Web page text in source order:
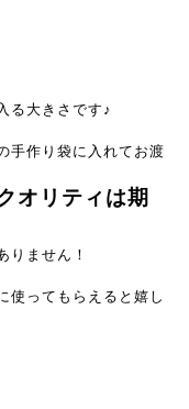
る大きさです♪
手作り袋に入れてお渡
オリティは期
りません！
使ってもらえると嬉し